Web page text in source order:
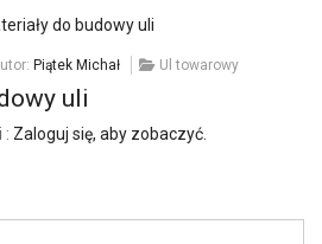
Piątek Michał Ul towarowy
uli
: Zaloguj się, aby zobaczyć.